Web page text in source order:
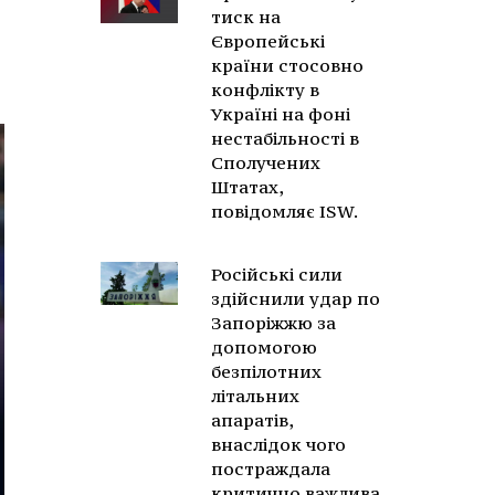
тиск на
Європейські
країни стосовно
конфлікту в
Україні на фоні
нестабільності в
Сполучених
Штатах,
повідомляє ISW.
Російські сили
здійснили удар по
Запоріжжю за
допомогою
безпілотних
літальних
апаратів,
внаслідок чого
постраждала